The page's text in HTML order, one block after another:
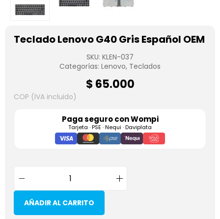
Teclado Lenovo G40 Gris Español OEM
SKU: KLEN-037
Categorías: Lenovo, Teclados
$ 65.000
COP (IVA incluido)
Paga seguro conWompi
Tarjeta · PSE · Nequi · Daviplata
AÑADIR AL CARRITO